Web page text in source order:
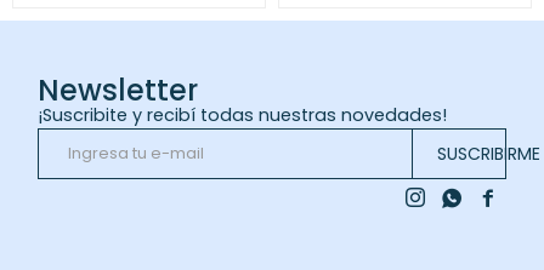
Newsletter
¡Suscribite y recibí todas nuestras novedades!
SUSCRIBIRME

 